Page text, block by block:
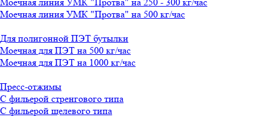
Моечная линия УМК "Протва" на 500 кг/час
Для полигонной ПЭТ бутылки
Моечная для ПЭТ на 500 кг/час
Моечная для ПЭТ на 1000 кг/час
Пресс-отжимы
С фильерой стренгового типа
С фильерой щелевого типа